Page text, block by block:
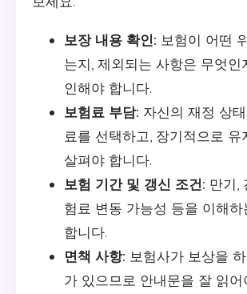
보장 내용 확인: 보험이 어떤
는지, 제외되는 사항은 무엇인
인해야 합니다.
보험료 부담: 자신의 재정 상
료를 선택하고, 장기적으로 유
살펴야 합니다.
보험 기간 및 갱신 조건: 만기,
험료 변동 가능성 등을 이해하
합니다.
면책 사항: 보험사가 보상을
가 있으므로 안내문을 잘 읽어